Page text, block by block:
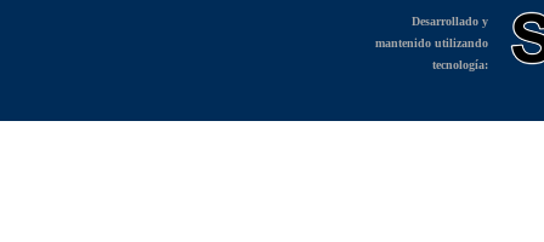
Desarrollado y
mantenido utilizando
tecnología: